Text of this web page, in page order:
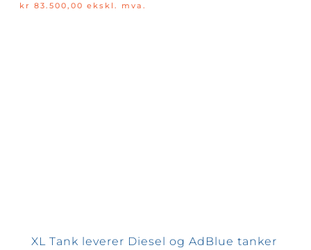
kr 83.500,00 ekskl. mva.
XL Tank leverer Diesel og AdBlue tanker